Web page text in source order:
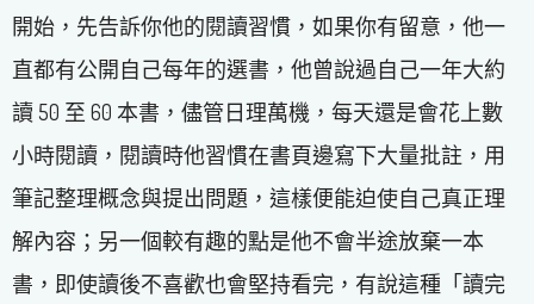
開始，先告訴你他的閱讀習慣，如果你有留意，他一
直都有公開自己每年的選書，他曾說過自己一年大約
讀 50 至 60 本書，儘管日理萬機，每天還是會花上數
小時閱讀，閱讀時他習慣在書頁邊寫下大量批註，用
筆記整理概念與提出問題，這樣便能迫使自己真正理
解內容；另一個較有趣的點是他不會半途放棄一本
書，即使讀後不喜歡也會堅持看完，有說這種「讀完